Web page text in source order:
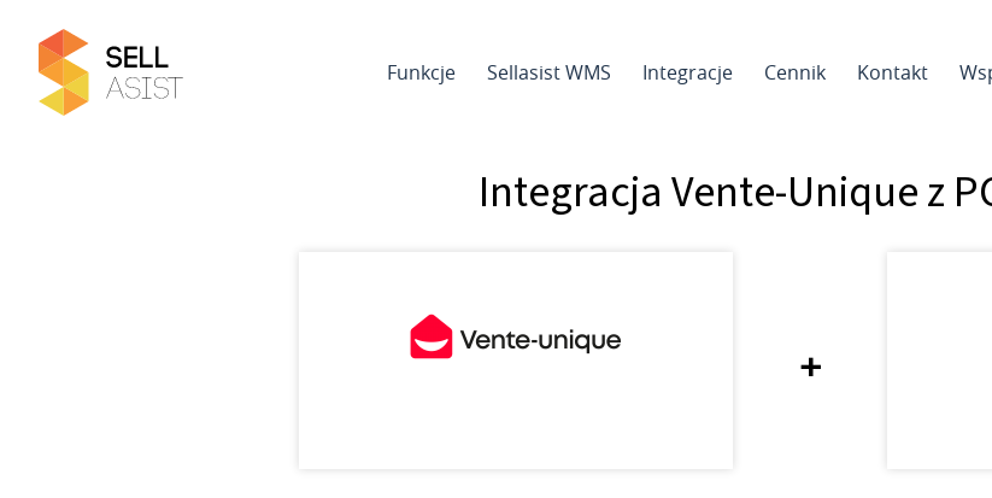
Funkcje Sellasist WMS Integracje Cennik Kontakt
Integracja Vente-Unique z
+